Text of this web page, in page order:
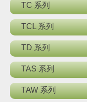
TC 系列
TCL 系列
TD 系列
TAS 系列
TAW 系列